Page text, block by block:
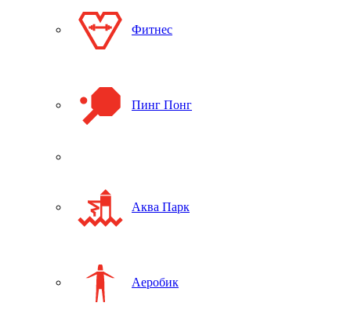
Фитнес
Пинг Понг
Аква Парк
Аеробик